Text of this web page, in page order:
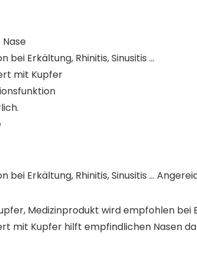
bei Erkältung, Rhinitis, Sinusitis …
mit Kupfer
bei Erkältung, Rhinitis, Sinusitis …
Medizinprodukt wird empfohlen bei
mit Kupfer hilft empfindlichen Nasen